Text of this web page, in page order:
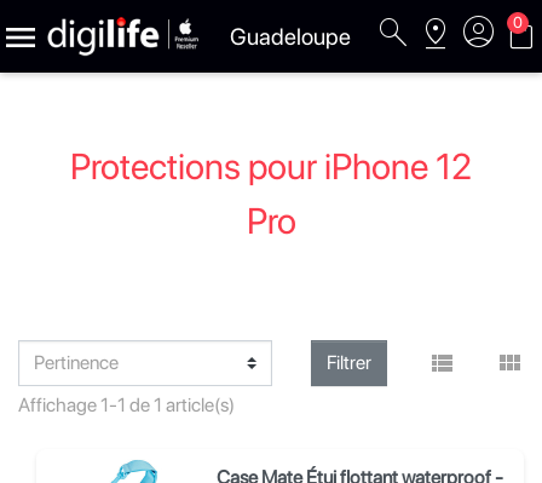
 Guadeloupe search pin_drop account_circle shopping_bag
0
Protections pour iPhone 12
Pro
Filtrer  
Affichage 1-1 de 1 article(s)
Case Mate Étui flottant waterproof -